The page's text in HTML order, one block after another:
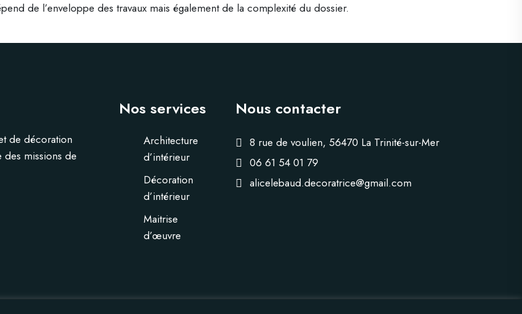
de l’enveloppe des travaux mais également de la complexité du dossier.
de décoration
missions de
Nos services
Architecture
d’intérieur
Décoration
d’intérieur
Maitrise
d’œuvre
Nous contacter
8 rue de voulien, 56470 La Trinité-sur-Mer
06 61 54 01 79
alicelebaud.decoratrice@gmail.com